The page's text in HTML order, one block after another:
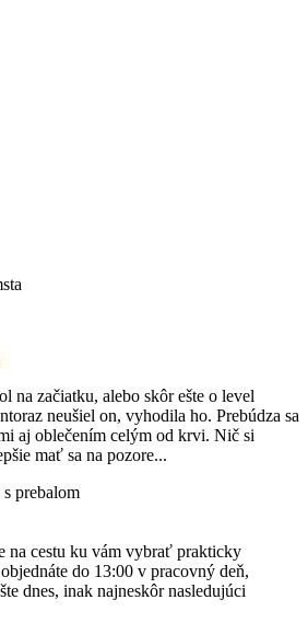
na začiatku, alebo skôr ešte o level
neušiel on, vyhodila ho. Prebúdza sa
aj oblečením celým od krvi. Nič si
mať sa na pozore...
prebalom
na cestu ku vám vybrať prakticky
do 13:00 v pracovný deň,
dnes, inak najneskôr nasledujúci